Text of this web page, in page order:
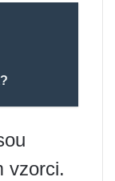
vzorci.